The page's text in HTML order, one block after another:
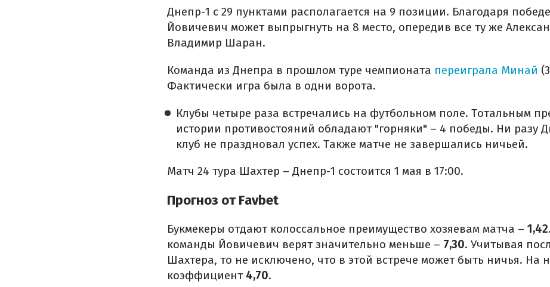
Днепр-1 с 29 пунктами располагается на 9 позиции. Благодаря
Йовичевич может выпрыгнуть на 8 место, опередив все ту же
Владимир Шаран.
Команда из Днепра в прошлом туре чемпионата переиграла Минай
Фактически игра была в одни ворота.
Клубы четыре раза встречались на футбольном поле. Тотальным
истории противостояний обладают "горняки" – 4 победы. Ни разу
клуб не праздновал успех. Также матче не завершались ничьей.
Матч 24 тура Шахтер – Днепр-1 состоится 1 мая в 17:00.
Прогноз от Favbet
Букмекеры отдают колоссальное преимущество хозяевам матча – 1,42
команды Йовичевич верят значительно меньше – 7,30. Учитывая
Шахтера, то не исключено, что в этой встрече может быть ничья. На
коэффициент 4,70.